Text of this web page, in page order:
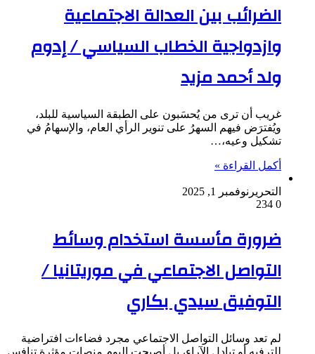
الضرائب بين العدالة الاجتماعية
وازدواجية الخطاب السياسي / إدوم
ولد أحمد مزيد
غريب أن ترى من يُحسَبون على الطبقة السياسية للبلد،
ويُفترَض فيهم السهرُ على تنوير الرأي العام، والإسهامُ في
تشكيل وعيه،…
أكمل القراءة »
التحرير نوفمبر 1, 2025
0
ضرورة مأسسة استخدام وسائط
التواصل الاجتماعي في موريتانيا /
التوفيق سيدي بكاري
لم تعد وسائل التواصل الاجتماعي مجرد فضاءات افتراضية
للترفيه أو تبادل الآراء، بل أصبحت اليوم منصات مؤثرة تنافس